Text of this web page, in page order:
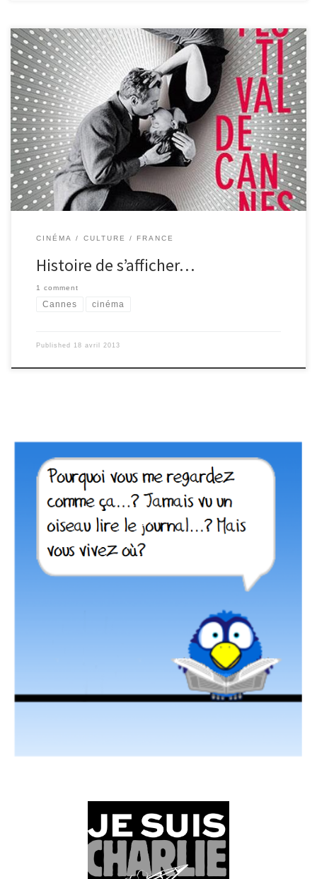
Ce n’est pas seulement une affiche… Bien sur, le festival, comme
tous les ans, sort les grands moyens, pour attirer les foules! Mais,
comme tous les ans, l’affiche de l’ouverture marque une époque,
un esprit, un rapport au cinéma : Cannes 2013 affiche la couleur! La
nouvelle affiche du 66ème Festival de Cannes, qui aura lieu du 15
au 26 mai 2013, rend hommage à Paul Newman et Joanne
Woodward, ce célèbre couple d’acteurs qui avaient choisi Cannes
pour présenter, […]
CINÉMA CULTURE FRANCE
Histoire de s’afficher…
1 comment
Cannes cinéma
Published 18 avril 2013